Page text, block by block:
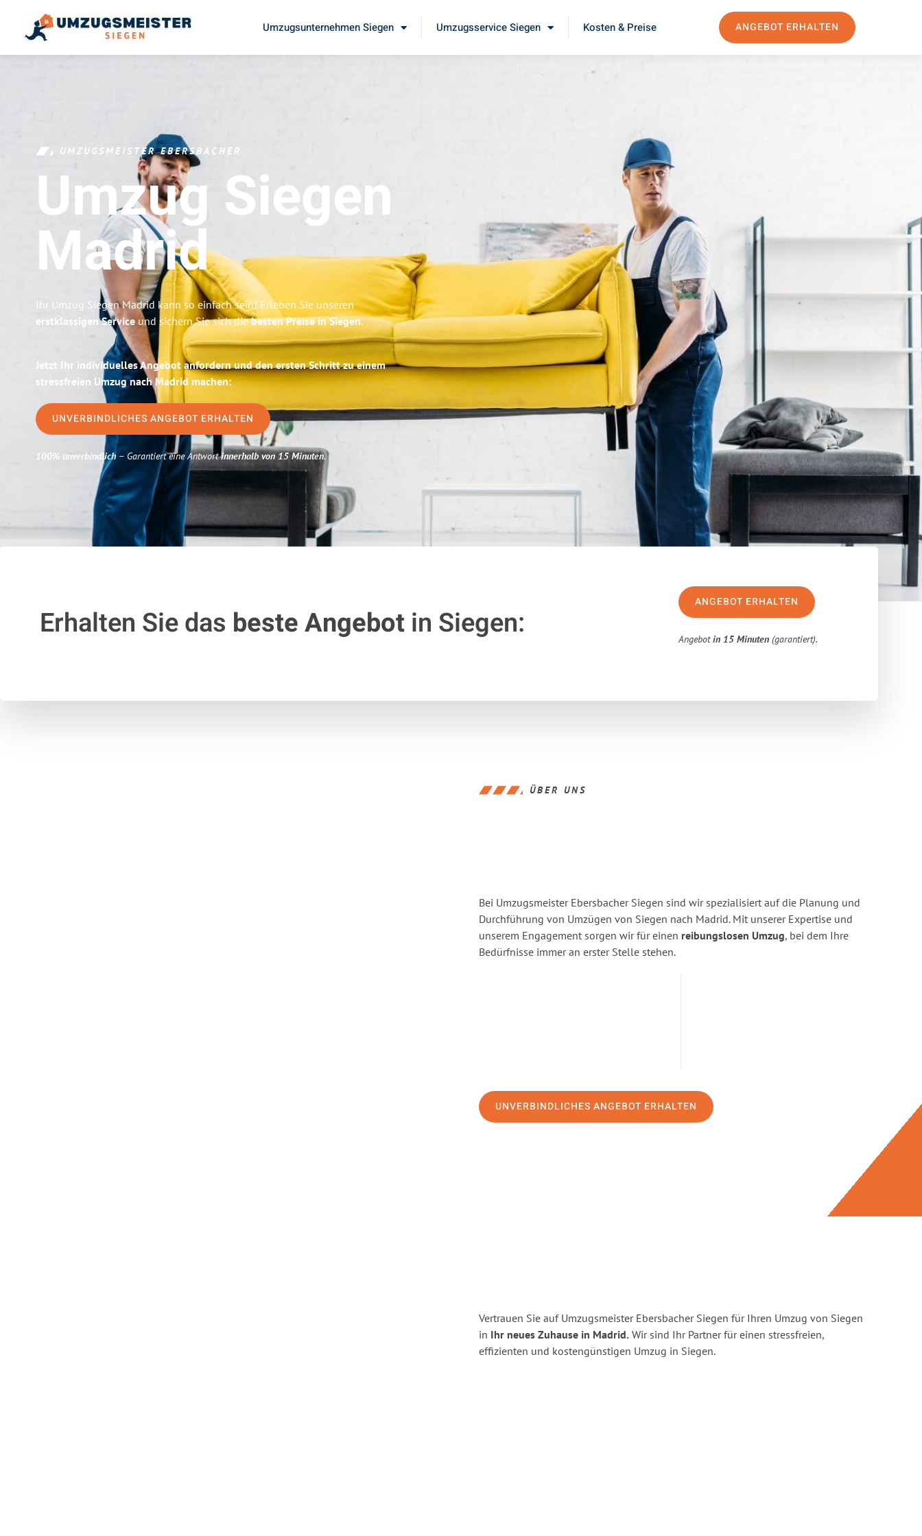
Umzugsunternehmen Siegen Umzugsservice Siegen Kosten & Preise ANGEBOT ERHALTEN
UMZUGSMEISTER EBERSBACHER
Umzug Siegen
Madrid
Ihr Umzug Siegen Madrid kann so einfach sein! Erleben Sie unseren
erstklassigen Service und sichern Sie sich diebesten Preise in Siegen.
Jetzt Ihr individuelles Angebot anfordern und den ersten Schritt zu einem
stressfreien Umzug nach Madrid machen:
UNVERBINDLICHES ANGEBOT ERHALTEN
100% unverbindlich– Garantiert eine Antwortinnerhalb von 15 Minuten.
Erhalten Sie das beste Angebotin Siegen:
ANGEBOT ERHALTEN
Angebotin 15 Minuten (garantiert).
ÜBER UNS
Bei Umzugsmeister Ebersbacher Siegen sind wir spezialisiert auf die Planung und
Durchführung von Umzügen von Siegen nach Madrid. Mit unserer Expertise und
unserem Engagement sorgen wir für einen reibungslosen Umzug, bei dem Ihre
Bedürfnisse immer an erster Stelle stehen.
UNVERBINDLICHES ANGEBOT ERHALTEN
Vertrauen Sie auf Umzugsmeister Ebersbacher Siegen für Ihren Umzug von Siegen
in Ihr neues Zuhause in Madrid. Wir sind Ihr Partner für einen stressfreien,
effizienten und kostengünstigen Umzug in Siegen.